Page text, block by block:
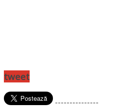
tweet
---------------